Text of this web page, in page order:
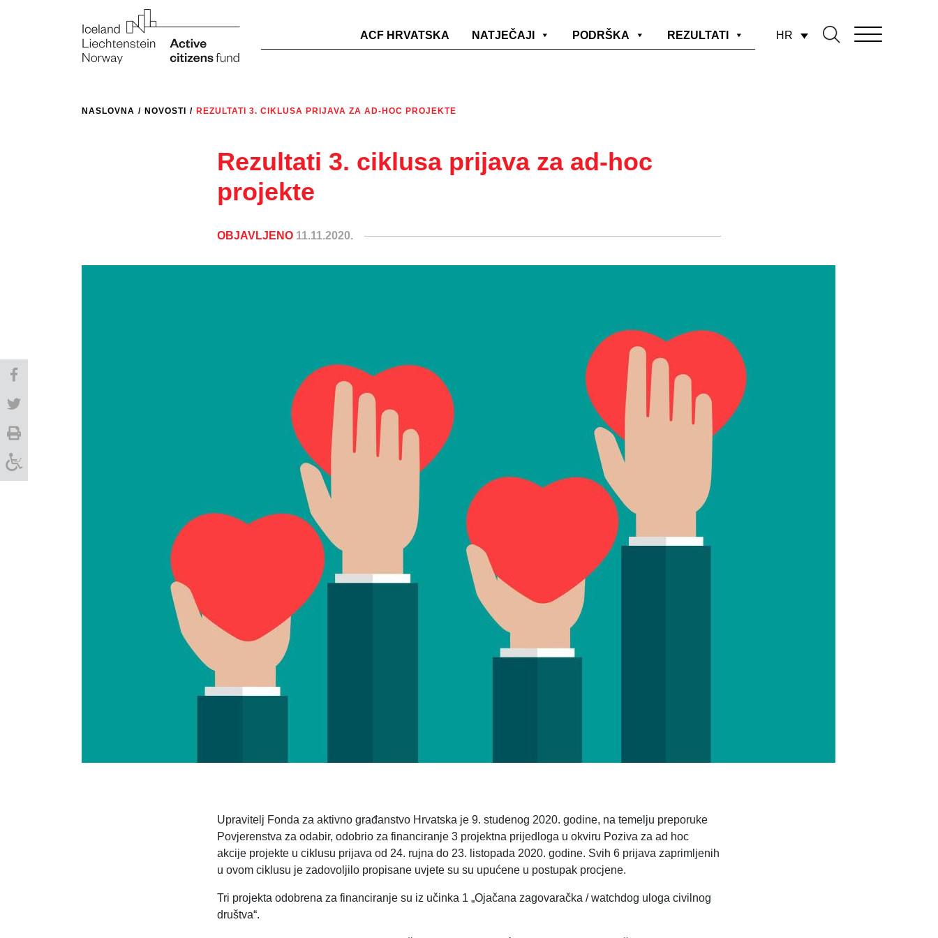
ACF HRVATSKA NATJEČAJI PODRŠKA REZULTATI HR
NASLOVNA / NOVOSTI / REZULTATI 3. CIKLUSA PRIJAVA ZA AD-HOC PROJEKTE
Rezultati 3. ciklusa prijava za ad-hoc
projekte
OBJAVLJENO 11.11.2020.
Upravitelj Fonda za aktivno građanstvo Hrvatska je 9. studenog 2020. godine, na temelju preporuke
Povjerenstva za odabir, odobrio za financiranje 3 projektna prijedloga u okviru Poziva za ad hoc
akcije projekte u ciklusu prijava od 24. rujna do 23. listopada 2020. godine. Svih 6 prijava zaprimljenih
u ovom ciklusu je zadovoljilo propisane uvjete su su upućene u postupak procjene.
Tri projekta odobrena za financiranje su iz učinka 1 „Ojačana zagovaračka / watchdog uloga civilnog
društva“.